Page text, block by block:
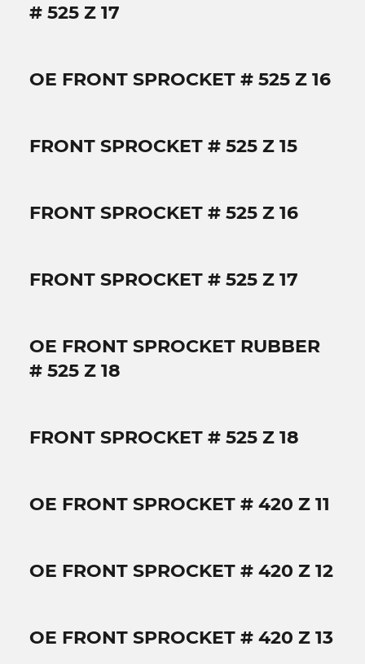
# 525 Z 17
OE FRONT SPROCKET # 525 Z 16
FRONT SPROCKET # 525 Z 15
FRONT SPROCKET # 525 Z 16
FRONT SPROCKET # 525 Z 17
OE FRONT SPROCKET RUBBER
# 525 Z 18
FRONT SPROCKET # 525 Z 18
OE FRONT SPROCKET # 420 Z 11
OE FRONT SPROCKET # 420 Z 12
OE FRONT SPROCKET # 420 Z 13